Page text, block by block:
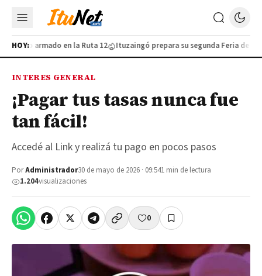
HOY:armado en la Ruta 12 Ituzaingó prepara su segunda Feria de
INTERES GENERAL
¡Pagar tus tasas nunca fue
tan fácil!
Accedé al Link y realizá tu pago en pocos pasos
PorAdministrador30 de mayo de 2026 · 09:541 min de lectura
1.204visualizaciones
0